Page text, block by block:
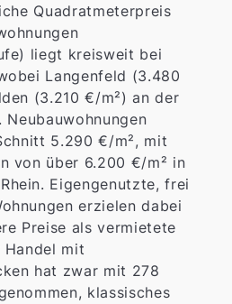
Quadratmeterpreis
liegt kreisweit bei
Langenfeld (3.480
(3.210 €/m²) an der
Neubauwohnungen
5.290 €/m², mit
von über 6.200 €/m² in
Eigengenutzte, frei
erzielen dabei
Preise als vermietete
Handel mit
hat zwar mit 278
klassisches